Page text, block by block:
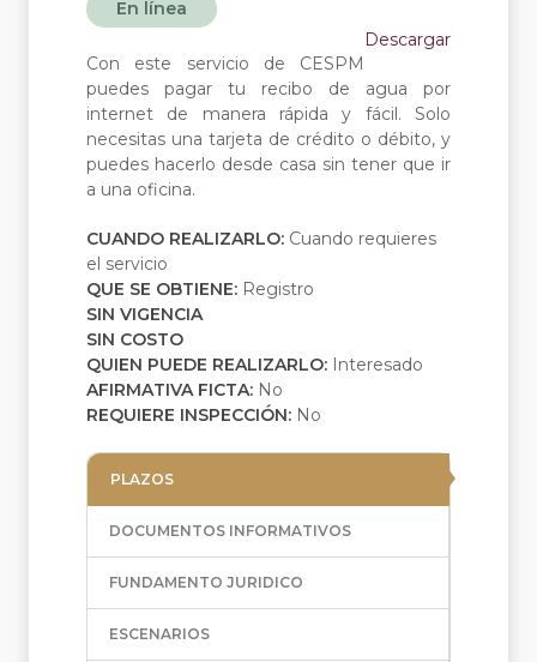
En línea
Descargar
Con este servicio de CESPM
puedes pagar tu recibo de agua por
internet de manera rápida y fácil. Solo
necesitas una tarjeta de crédito o débito, y
puedes hacerlo desde casa sin tener que ir
a una oficina.
CUANDO REALIZARLO: Cuando requieres
el servicio
QUE SE OBTIENE: Registro
SIN VIGENCIA
SIN COSTO
QUIEN PUEDE REALIZARLO: Interesado
AFIRMATIVA FICTA: No
REQUIERE INSPECCIÓN: No
PLAZOS
DOCUMENTOS INFORMATIVOS
FUNDAMENTO JURIDICO
ESCENARIOS